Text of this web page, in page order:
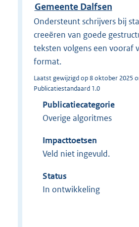
Gemeente Dalfsen
Ondersteunt schrijvers bij
creeëren van goede
teksten volgens een vooraf
format.
Laatst gewijzigd op 8 oktober 2025
Publicatiestandaard 1.0
Publicatiecategorie
Overige algoritmes
Impacttoetsen
Veld niet ingevuld.
Status
In ontwikkeling